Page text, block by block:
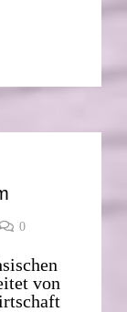
0
von